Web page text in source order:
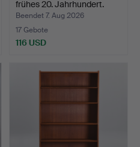
frühes 20. Jahrhundert.
Beendet 7. Aug 2026
17 Gebote
116 USD